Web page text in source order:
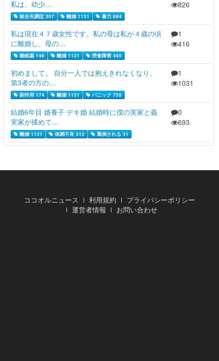
私は、幼少…
統合失調症 307 離婚 1131 暴力 894
826
私は現在４７歳女性です。私の母は私が４歳の頃
に離婚し、母の…
睡眠薬 146 離婚 1131 摂食障害 495
1
416
初めまして。 自分一人では抱えきれなくなり、
第3者の方の…
副作用 174 離婚 1131 パニック 755
1
1031
結婚6年目 婿養子 デキ婚 結婚時に僕の実家と義
実家が揉めて…
離婚 1131 体調不良 312 罵倒される 31
0
693
ココオルニュース 利用規約
プライバシーポリシー
運営者情報
お問い合わせ